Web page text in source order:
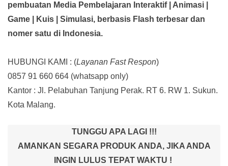
pembuatan Media Pembelajaran Interaktif| Animasi |
Game | Kuis | Simulasi, berbasis Flash terbesar dan
nomer satu di Indonesia.
HUBUNGI KAMI : (Layanan Fast Respon)
0857 91 660 664 (whatsapp only)
Kantor : Jl. Pelabuhan Tanjung Perak. RT 6. RW 1. Sukun.
Kota Malang.
TUNGGU APA LAGI !!!
AMANKAN SEGARA PRODUK ANDA, JIKA ANDA
INGIN LULUS TEPAT WAKTU !